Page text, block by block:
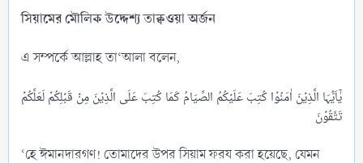
সিয়ামের মৌলিক উদ্দেশ্য তাক্বওয়া অর্জন
এ সম্পর্কে আল্লাহ তা‘আলা বলেন,
یٰۤاَیُّہَا الَّذِیۡنَ اٰمَنُوۡا کُتِبَ عَلَیۡکُمُ الصِّیَامُ کَمَا کُتِبَ عَلَی الَّذِیۡنَ مِنۡ قَبۡلِکُمۡ لَعَلَّکُمۡ
‘হে ঈমানদারগণ! তোমাদের উপর সিয়াম ফরয করা হয়েছে, যেমন